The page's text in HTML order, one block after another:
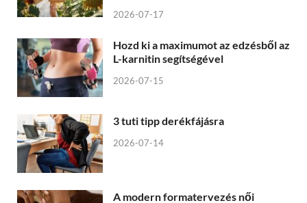
2026-07-17
Hozd ki a maximumot az edzésből az
L-karnitin segítségével
2026-07-15
3 tuti tipp derékfájásra
2026-07-14
A modern formatervezés női